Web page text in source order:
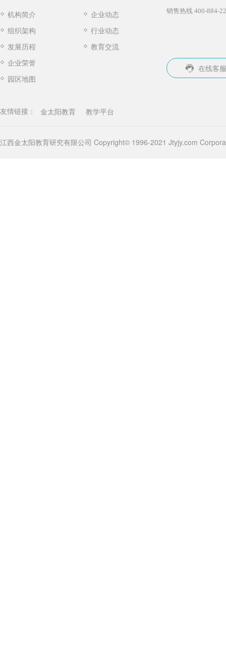
机构简介
组织架构
发展历程
企业荣誉
园区地图
企业动态
行业动态
教育交流
销售热线 400-884-
在线客服
友情链接： 金太阳教育 教学平台
江西金太阳教育研究有限公司 Copyright© 1996-2021 Jtyjy.com